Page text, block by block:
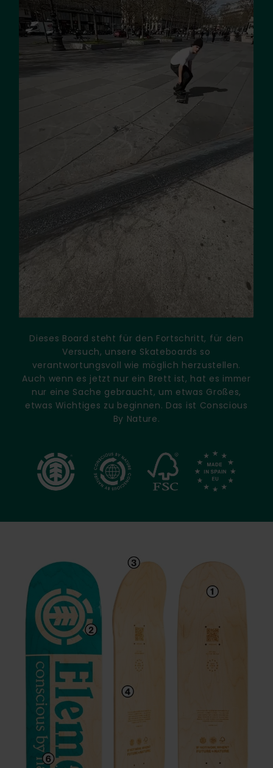
Dieses Board steht für den Fortschritt, für den
Versuch, unsere Skateboards so
verantwortungsvoll wie möglich herzustellen.
Auch wenn es jetzt nur ein Brett ist, hat es immer
nur eine Sache gebraucht, um etwas Großes,
etwas Wichtiges zu beginnen. Das ist Conscious
By Nature.